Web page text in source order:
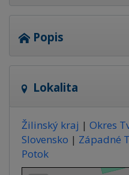
Popis
Lokalita
Žilinský kraj | Okres
Slovensko | Západné
Potok